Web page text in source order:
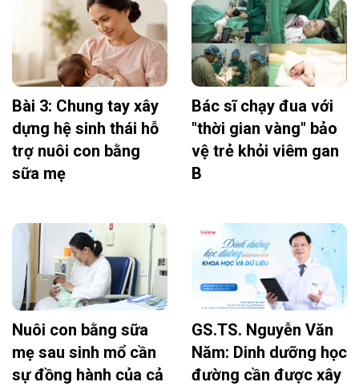
Bài 3: Chung tay xây
dựng hệ sinh thái hỗ
trợ nuôi con bằng
sữa mẹ
Bác sĩ chạy đua với
"thời gian vàng" bảo
vệ trẻ khỏi viêm gan
B
Nuôi con bằng sữa
mẹ sau sinh mổ cần
sự đồng hành của cả
GS.TS. Nguyễn Văn
Năm: Dinh dưỡng học
đường cần được xây